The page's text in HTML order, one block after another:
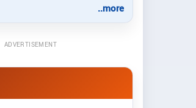
..more
ADVERTISEMENT